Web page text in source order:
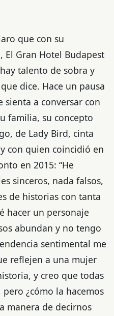
que con su
Gran Hotel Budapest
talento de sobra y
dice. Hace un pausa
sienta a conversar con
familia, su concepto
de Lady Bird, cinta
con quien coincidió en
en 2015: “He
sinceros, nada falsos,
de historias con tanta
hacer un personaje
abundan y no tengo
sentimental me
reflejen a una mujer
y creo que todas
¿cómo la hacemos
manera de decirnos